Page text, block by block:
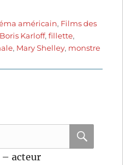
américain, Films des
Boris Karloff,fillette,
, Mary Shelley, monstre
acteur